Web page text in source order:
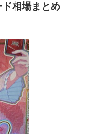
ド相場まとめ